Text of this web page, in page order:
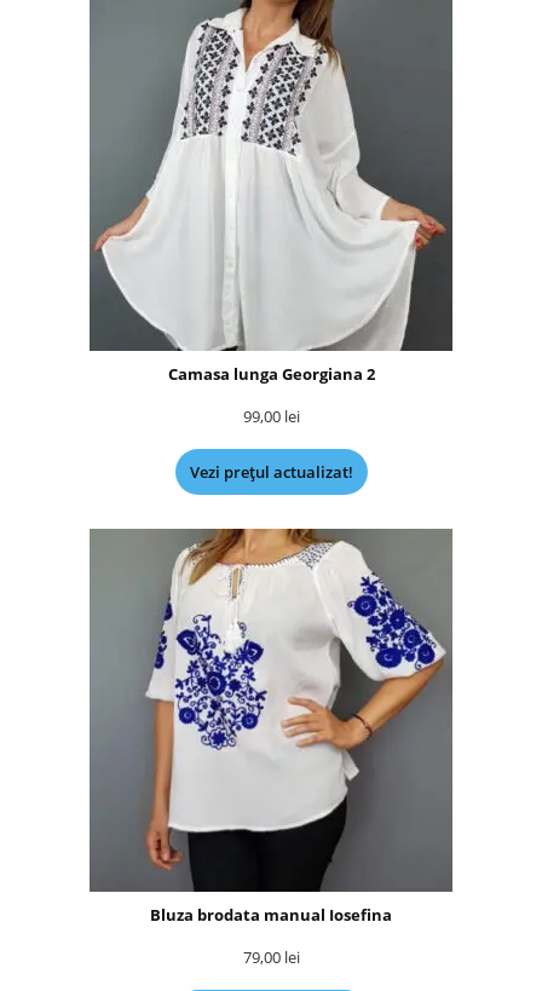
Camasa lunga Georgiana 2
99,00 lei
Vezi prețul actualizat!
Bluza brodata manual Iosefina
79,00 lei